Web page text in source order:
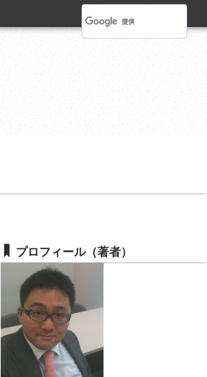
プロフィール（著者）